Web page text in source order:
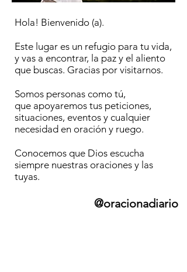
Hola! Bienvenido (a).
Este lugar es un refugio para tu vida,
y vas a encontrar, la paz y el aliento
que buscas. Gracias por visitarnos.
Somos personas como tú,
que apoyaremos tus peticiones,
situaciones, eventos y cualquier
necesidad en oración y ruego.
Conocemos que Dios escucha
siempre nuestras oraciones y las
tuyas.
@oracionadiario